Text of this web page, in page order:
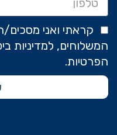
קראתי ואני מסכים/
המשלוחים, למדיניות
הפרטיות.